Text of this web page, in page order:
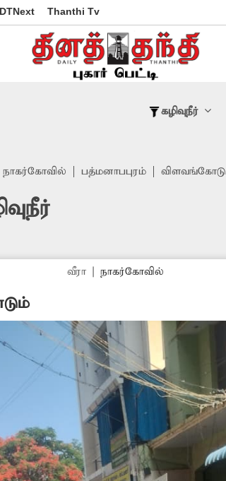
DTNext Thanthi Tv
கழிவுநீர்
நாகர்கோவில் பத்மனாபபுரம் விளவங்கோடு
வீரா |நாகர்கோவில்